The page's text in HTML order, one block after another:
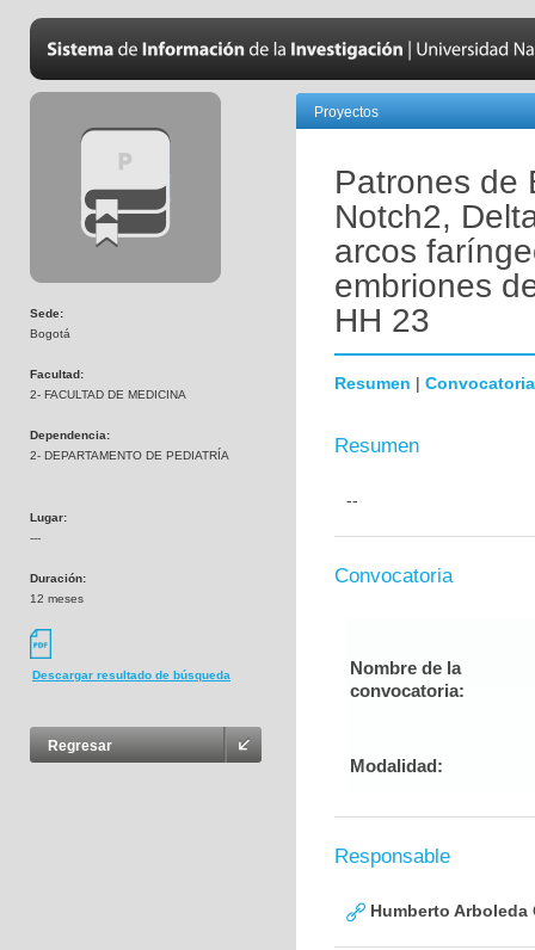
Sede:
Bogotá
Facultad:
2- FACULTAD DE MEDICINA
Dependencia:
2- DEPARTAMENTO DE PEDIATRÍA
Lugar:
---
Duración:
12 meses
Descargar resultado de búsqueda
Regresar
Proyectos
Patrones de
Notch2,
arcos
embriones
HH 23
Resumen | Convocatoria
Resumen
--
Convocatoria
Nombre de la
convocatoria:
Modalidad:
Responsable
Humberto Arboleda